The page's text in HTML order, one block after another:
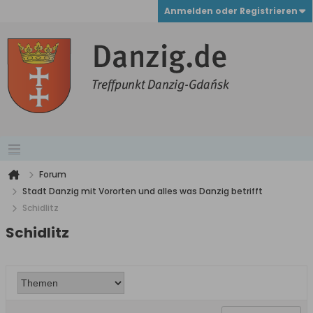
Anmelden oder Registrieren
Forum
Stadt Danzig mit Vororten und alles was Danzig betrifft
Schidlitz
Schidlitz